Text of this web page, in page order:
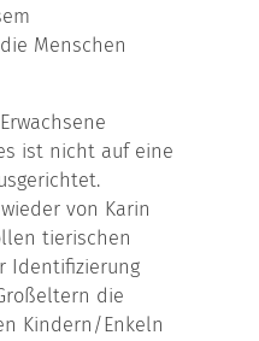
Menschen
ist nicht auf eine
von Karin
tierischen
Identifizierung
die
Kindern/Enkeln